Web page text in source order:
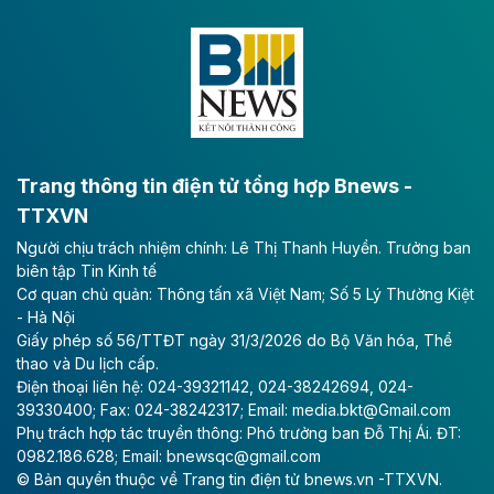
Đông A dài khoảng 25,1 km được kỳ vọng sẽ tạo động
lực phát triển kinh tế - xã hội khu vực phía Nam đồng
Long Thành
Tổng công ty Cảng hàng không Việt Nam - CTCP
(ACV) vừa lập kỷ lục mới về lợi nhuận trong quý
II/2026.
Theo baodautu.vn
Vinaconex lập đỉnh doanh thu
Tổng CTCP Xuất nhập khẩu và Xây dựng Việt Nam
(Vinaconex) đã khép lại nửa đầu năm với doanh thu
thuần gần 7.268 tỷ đồng, tăng 4% so với cùng kỳ và
cũng là mức cao nhất lịch sử hoạt động của doanh
nghiệp.
Trang thông tin điện tử tổng hợp Bnews -
TTXVN
Người chịu trách nhiệm chính: Lê Thị Thanh Huyền. Trưởng ban
biên tập Tin Kinh tế
Cơ quan chủ quản: Thông tấn xã Việt Nam; Số 5 Lý Thường Kiệt
- Hà Nội
Giấy phép số 56/TTĐT ngày 31/3/2026 do Bộ Văn hóa, Thể
thao và Du lịch cấp.
Điện thoại liên hệ: 024-39321142, 024-38242694, 024-
39330400; Fax: 024-38242317; Email: media.bkt@Gmail.com
Phụ trách hợp tác truyền thông: Phó trưởng ban Đỗ Thị Ái. ĐT:
0982.186.628; Email: bnewsqc@gmail.com
© Bản quyền thuộc về Trang tin điện tử bnews.vn -TTXVN.